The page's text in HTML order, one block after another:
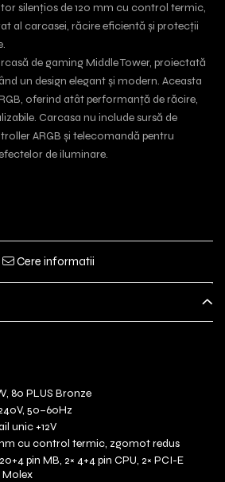
silențios de 120 mm cu control termic,
al carcasei, răcire eficientă și protecții
de gaming Middle Tower, proiectată
un design elegant și modern. Aceasta
oferind atât performanță de răcire,
Carcasa nu include sursă de
ARGB și telecomandă pentru
de iluminare.
Cere informatii
80 PLUS Bronze
50–60Hz
unic +12V
cu control termic, zgomot redus
pin MB, 2× 4+4 pin CPU, 2× PCI-E
Molex